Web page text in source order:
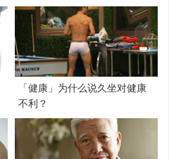
「健康」为什么说久坐对健康
不利？